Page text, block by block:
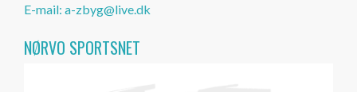
E-mail: a-zbyg@live.dk
NØRVO SPORTSNET